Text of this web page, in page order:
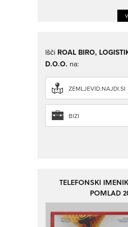
Išči ROAL BIRO,
D.O.O. na:
ZEMLJEVID.NAJDI.SI
BIZI
TELEFONSKI
POMLAD